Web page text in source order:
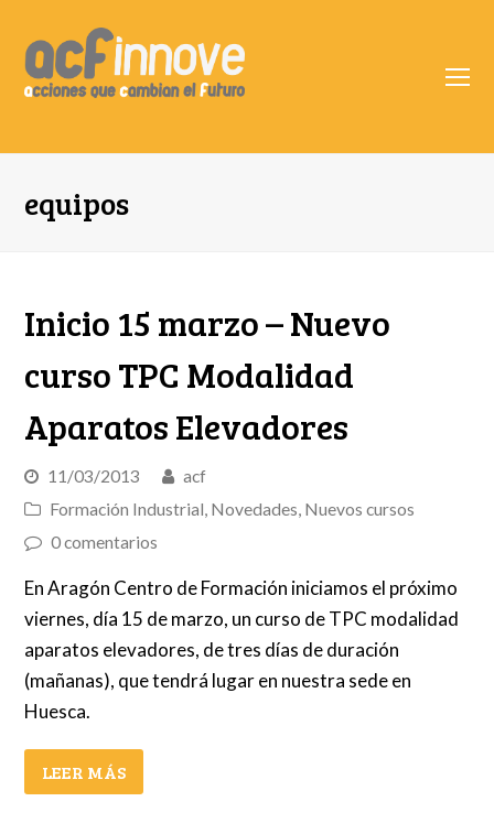
equipos
Inicio 15 marzo – Nuevo
curso TPC Modalidad
Aparatos Elevadores
11/03/2013
acf
Formación Industrial, Novedades, Nuevos cursos
0 comentarios
En Aragón Centro de Formación iniciamos el próximo
viernes, día 15 de marzo, un curso de TPC modalidad
aparatos elevadores, de tres días de duración
(mañanas), que tendrá lugar en nuestra sede en
Huesca.
LEER MÁS